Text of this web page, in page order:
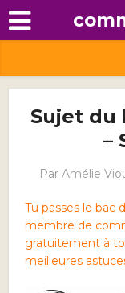
Sujet du
–
Par Amélie
Tu passes le bac
membre de
gratuitement à
meilleures